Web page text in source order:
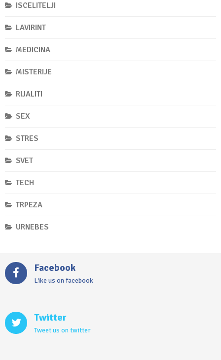
ISCELITELJI
LAVIRINT
MEDICINA
MISTERIJE
RIJALITI
SEX
STRES
SVET
TECH
TRPEZA
URNEBES
Facebook
Like us on facebook
Twitter
Tweet us on twitter